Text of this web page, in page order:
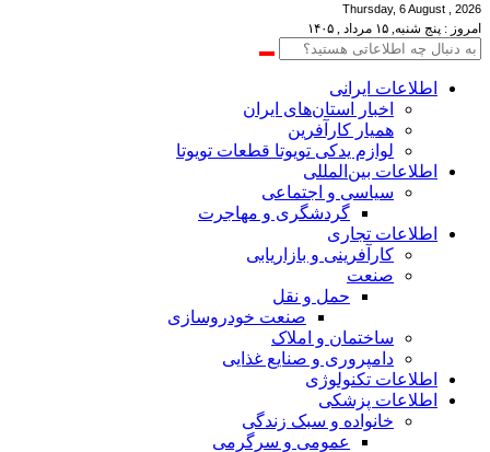
Thursday, 6 August , 2026
امروز : پنج شنبه, ۱۵ مرداد , ۱۴۰۵
اطلاعات‌ ‎ایرانی
اخبار استان‌های ایران
همیار کارآفرین
لوازم یدکی تویوتا قطعات تویوتا
اطلاعات بین‌المللی
سیاسی و اجتماعی
گردشگری و مهاجرت
اطلاعات تجاری
کارآفرینی و بازاریابی
صنعت
حمل و نقل
صنعت خودروسازی
ساختمان و املاک
دامپروری و صنایع غذایی
اطلاعات تکنولوژی
اطلاعات پزشکی
خانواده و سبک زندگی
عمومی و سرگرمی